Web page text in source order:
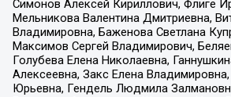
Симонов Алексей Кириллович, Флиге
Мельникова Валентина Дмитриевна,
Владимировна, Баженова Светлана
Максимов Сергей Владимирович,
Голубева Елена Николаевна,
Алексеевна, Закс Елена Владимировна,
Юрьевна, Гендель Людмила